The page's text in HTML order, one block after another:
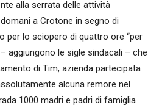
alla serrata delle attività
a Crotone in segno di
per lo sciopero di quattro ore “per
aggiungono le sigle sindacali – che
di Tim, azienda partecipata
alcuna remore nel
1000 madri e padri di famiglia